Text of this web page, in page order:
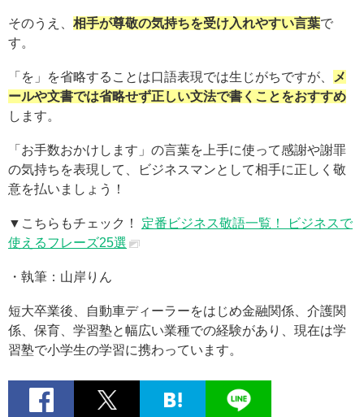
そのうえ、 相手が尊敬の気持ちを受け入れやすい言葉で
す。
「を」を省略することは口語表現では生じがちですが、
メ
ールや文書では省略せず正しい文法で書くことをおすすめ
します。
「お手数おかけします」の言葉を上手に使って感謝や謝罪
の気持ちを表現して、ビジネスマンとして相手に正しく敬
意を払いましょう！
▼こちらもチェック！ 定番ビジネス敬語一覧！ ビジネスで
使えるフレーズ25選
・執筆：山岸りん
短大卒業後、自動車ディーラーをはじめ金融関係、介護関
係、保育、学習塾と幅広い業種での経験があり、現在は学
習塾で小学生の学習に携わっています。